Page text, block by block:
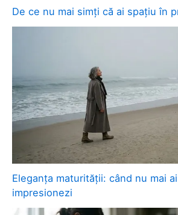
De ce nu mai simți că ai spațiu în
Eleganța maturității: când nu mai
impresionezi